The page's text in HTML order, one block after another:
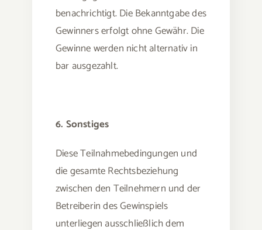
benachrichtigt. Die Bekanntgabe des
Gewinners erfolgt ohne Gewähr. Die
Gewinne werden nicht alternativ in
bar ausgezahlt.
6. Sonstiges
Diese Teilnahmebedingungen und
die gesamte Rechtsbeziehung
zwischen den Teilnehmern und der
Betreiberin des Gewinspiels
unterliegen ausschließlich dem